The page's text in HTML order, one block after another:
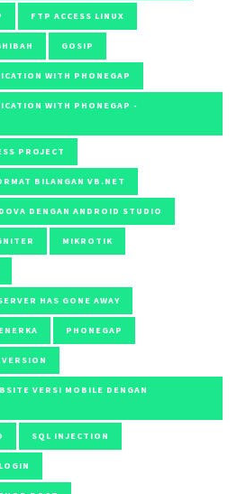
FTP ACCESS LINUX
GOSIP
WITH PHONEGAP
WITH PHONEGAP -
PROJECT
BILANGAN VB.NET
DENGAN ANDROID STUDIO
MIKROTIK
HAS GONE AWAY
PHONEGAP
VERSI MOBILE DENGAN
SQL INJECTION